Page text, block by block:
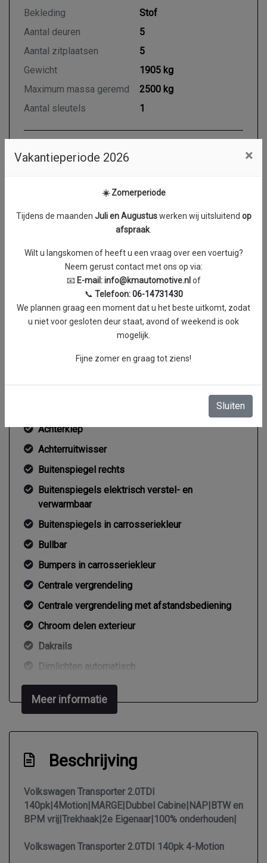
Bekleding
Stof
Aantal deuren
5
Aantal zitplaatsen
5
Gewicht
1905 kg
Maximum massa geremd
2500 kg
Aantal sleutels
1
Motor en transmissie
Aantal cilinders
Vermogen
103 kW / 140 PK
Topsnelheid
170 km/h
Acceleratie (0-100 km/h)
13.5 seconden
Koppel
0 Nm
8.1 l/100km
Achterklep
Achterruitwisser
Buitenspiegel rechts
Buitenspiegels elektrisch verstel- en
verwarmbaar
Buitenspiegels in carrosseriekleur
Bullbar
Bumpers in carrosseriekleur
Centrale vergrendeling
Centrale vergrendeling met afstandsbediening
Chroom delen exterieur
Dakrails
Dimlichten automatisch
Dimlichten automatisch en regensensor
Lichtmetalen velgen 16"
Mistlampen voor adaptief
Parkeersensor achter
Ruitensproeiers/wisserbladen verwarmbaar
Trekhaak
Meer informatie
Beschrijving
Volkswagen Transporter 2.0TDI
140pk|4Motion|MARGE|Dubbel Cabine|NAP|BTW en
BPM vrij|Trekhaak|2e Eigenaar|100% onderhouden|
Volkswagen Transporter 2.0TDI 140pk 4-Motion
Vakantieperiode 2026 ×
☀️ Zomerperiode
Tijdens de maanden Juli en Augustuswerken wij uitsluitend op
afspraak.
Wilt u langskomen of heeft u een vraag over een voertuig?
Neem gerust contact met ons op via:
📧 E-mail:info@kmautomotive.nlof
📞 Telefoon:06-14731430
We plannen graag een moment dat u het beste uitkomt, zodat
u niet voor gesloten deur staat, avond of weekend is ook
mogelijk.
Fijne zomer en graag tot ziens!
Sluiten